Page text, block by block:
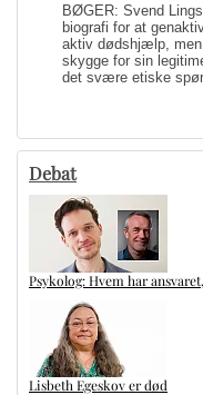
BØGER: Svend
biografi for at
aktiv dødshjælp, men
skygge for sin
det svære etiske
Debat
Psykolog: Hvem har
Lisbeth Egeskov er død